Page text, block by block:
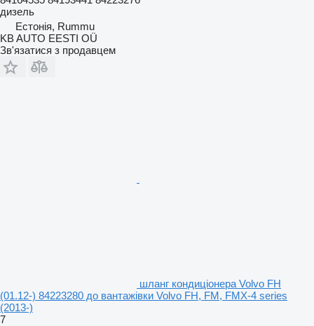
дизель
Естонія, Rummu
KB AUTO EESTI OÜ
Зв'язатися з продавцем
шланг кондиціонера Volvo FH
(01.12-) 84223280 до вантажівки Volvo FH, FM, FMX-4 series
(2013-)
7